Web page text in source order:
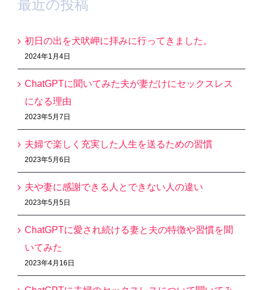
最近の投稿
初日の出を犬吠岬に拝みに行ってきました。
2024年1月4日
ChatGPTに聞いてみた夫が妻だけにセックスレス
になる理由
2023年5月7日
夫婦で楽しく充実した人生を送るための習慣
2023年5月6日
夫や妻に感謝できる人とできない人の違い
2023年5月5日
ChatGPTに愛され続ける妻と夫の特徴や習慣を聞
いてみた
2023年4月16日